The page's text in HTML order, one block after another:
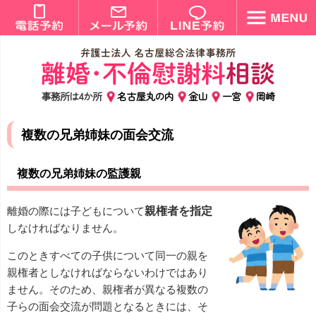
事務所は4か所 名古屋丸の内 金山 一宮 岡崎
複数の兄弟姉妹の面会交流
複数の兄弟姉妹の監護親
離婚の際には子どもについて親権者を指定
しなければなりません。
このときすべての子供について同一の親を
親権者としなければならないわけではあり
ません。そのため、親権者が異なる複数の
子らの面会交流が問題となるときには、そ